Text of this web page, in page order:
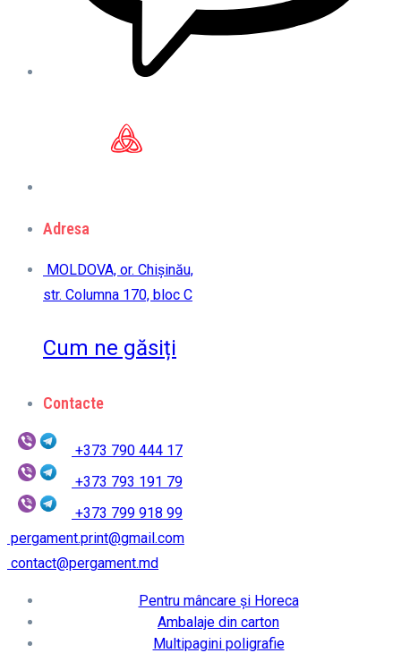
Adresa
MOLDOVA, or. Chișinău,
str. Columna 170, bloc C
Cum ne găsiți
Contacte
+373 790 444 17
+373 793 191 79
+373 799 918 99
pergament.print@gmail.com
contact@pergament.md
Pentru mâncare și Horeca
Ambalaje din carton
Multipagini poligrafie